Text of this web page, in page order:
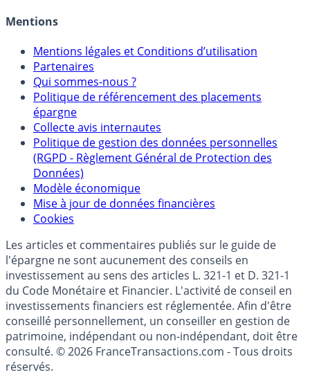
Mentions
Mentions légales et Conditions d’utilisation
Partenaires
Qui sommes-nous ?
Politique de référencement des placements
épargne
Collecte avis internautes
Politique de gestion des données personnelles
(RGPD - Règlement Général de Protection des
Données)
Modèle économique
Mise à jour de données financières
Cookies
Les articles et commentaires publiés sur le guide de
l'épargne ne sont aucunement des conseils en
investissement au sens des articles L. 321-1 et D. 321-1
du Code Monétaire et Financier. L'activité de conseil en
investissements financiers est réglementée. Afin d'être
conseillé personnellement, un conseiller en gestion de
patrimoine, indépendant ou non-indépendant, doit être
consulté. © 2026 FranceTransactions.com - Tous droits
réservés.